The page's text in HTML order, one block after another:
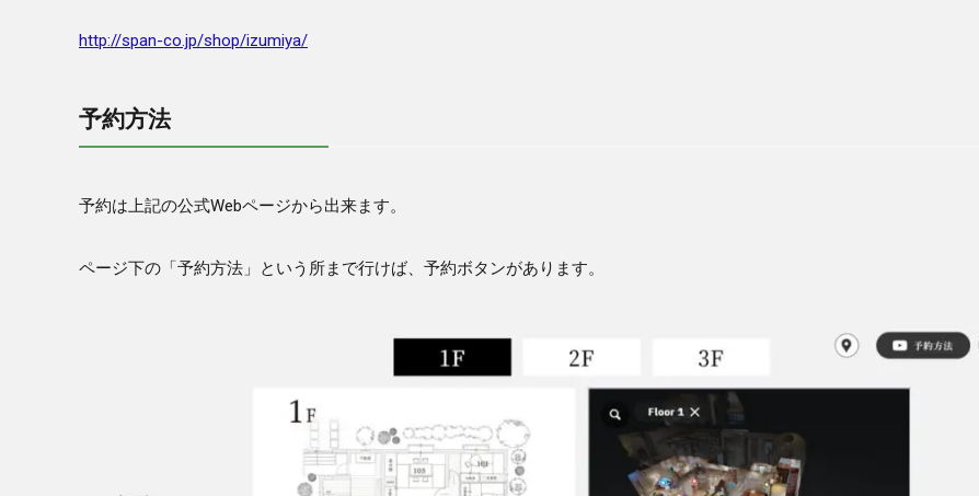
http://span-co.jp/shop/izumiya/
予約方法
予約は上記の公式Webページから出来ます。
ページ下の「予約方法」という所まで行けば、予約ボタンがあります。